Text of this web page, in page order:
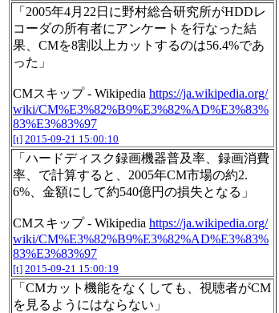
「2005年4月22日に野村総合研究所がHDDレ
コーダの所有者にアンケートを行なった結
果、CMを8割以上カットするのは56.4%であ
った」
CMスキップ - Wikipedia https://ja.wikipedia.org/
wiki/CM%E3%82%B9%E3%82%AD%E3%83%
83%E3%83%97
[t] 2015-09-21 15:00:10
「ハードディスク録画機器普及率、録画消費
率、で計算すると、2005年CM市場の約2.
6%、金額にして約540億円の損失となる」
CMスキップ - Wikipedia https://ja.wikipedia.org/
wiki/CM%E3%82%B9%E3%82%AD%E3%83%
83%E3%83%97
[t] 2015-09-21 15:00:19
「CMカット機能をなくしても、視聴者がCM
を見るようにはならない」